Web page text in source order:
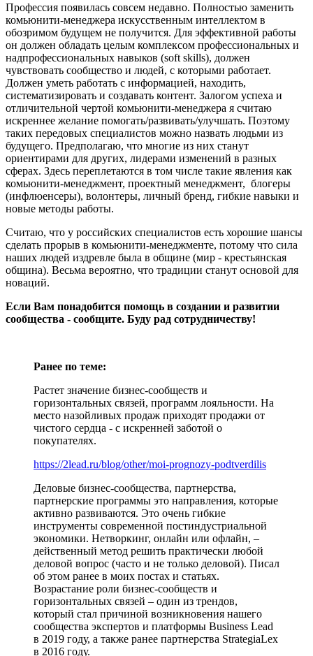
Профессия появилась совсем недавно. Полностью заменить
комьюнити-менеджера искусственным интеллектом в
обозримом будущем не получится. Для эффективной работы
он должен обладать целым комплексом профессиональных и
надпрофессиональных навыков (soft skills), должен
чувствовать сообщество и людей, с которыми работает.
Должен уметь работать с информацией, находить,
систематизировать и создавать контент. Залогом успеха и
отличительной чертой комьюнити-менеджера я считаю
искреннее желание помогать/развивать/улучшать. Поэтому
таких передовых специалистов можно назвать людьми из
будущего. Предполагаю, что многие из них станут
ориентирами для других, лидерами изменений в разных
сферах. Здесь переплетаются в том числе такие явления как
комьюнити-менеджмент, проектный менеджмент, блогеры
(инфлюенсеры), волонтеры, личный бренд, гибкие навыки и
новые методы работы.
Считаю, что у российских специалистов есть хорошие шансы
сделать прорыв в комьюнити-менеджменте, потому что сила
наших людей издревле была в общине (мир - крестьянская
община). Весьма вероятно, что традиции станут основой для
новаций.
Если Вам понадобится помощь в создании и развитии
сообщества - сообщите. Буду рад сотрудничеству!
Ранее по теме:
Растет значение бизнес-сообществ и
горизонтальных связей, программ лояльности. На
место назойливых продаж приходят продажи от
чистого сердца - с искренней заботой о
покупателях.
https://2lead.ru/blog/other/moi-prognozy-podtverdilis
Деловые бизнес-сообщества, партнерства,
партнерские программы это направления, которые
активно развиваются. Это очень гибкие
инструменты современной постиндустриальной
экономики. Нетворкинг, онлайн или офлайн, –
действенный метод решить практически любой
деловой вопрос (часто и не только деловой). Писал
об этом ранее в моих постах и статьях.
Возрастание роли бизнес-сообществ и
горизонтальных связей – один из трендов,
который стал причиной возникновения нашего
сообщества экспертов и платформы Business Lead
в 2019 году, а также ранее партнерства StrategiaLex
в 2016 году.